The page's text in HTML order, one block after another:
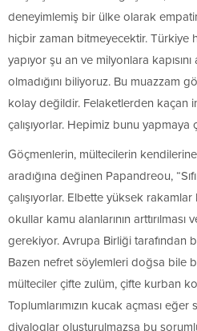
deneyimlemiş bir ülke olarak
hiçbir zaman bitmeyecektir. Türkiye
yapıyor şu an ve milyonlara
olmadığını biliyoruz. Bu muazzam
kolay değildir. Felaketlerden kaçan
çalışıyorlar. Hepimiz bunu yapmaya
Göçmenlerin, mültecilerin
aradığına değinen Papandreou,
çalışıyorlar. Elbette yüksek
okullar kamu alanlarının
gerekiyor. Avrupa Birliği tarafından
Bazen nefret söylemleri doğsa bile
mülteciler çifte zulüm, çifte kurban
Toplumlarımızın kucak açması
diyaloglar oluşturulmazsa bu